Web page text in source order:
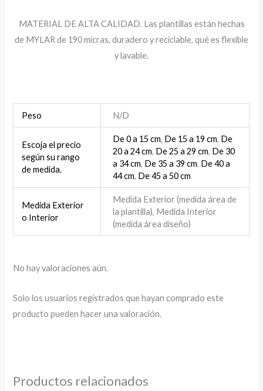
MATERIAL DE ALTA CALIDAD. Las plantillas están hechas
de MYLAR de 190 micras, duradero y reciclable, qué es flexible
y lavable.
Peso N/D
Escoja el precio
según su rango
de medida.
De 0 a 15 cm, De 15 a 19 cm, De
20 a 24 cm, De 25 a 29 cm, De 30
a 34 cm, De 35 a 39 cm, De 40 a
44 cm, De 45 a 50 cm
Medida Exterior
o Interior
Medida Exterior (medida área de
la plantilla), Medida Interior
(medida área diseño)
No hay valoraciones aún.
Solo los usuarios registrados que hayan comprado este
producto pueden hacer una valoración.
Productos relacionados